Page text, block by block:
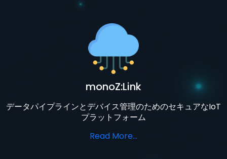
monoZ:Link
データパイプラインとデバイス管理のためのセキュアなIoT
プラットフォーム
Read More...